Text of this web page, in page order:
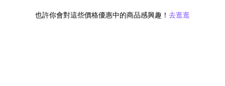
也許你會對這些價格優惠中的商品感興趣！ 去逛逛